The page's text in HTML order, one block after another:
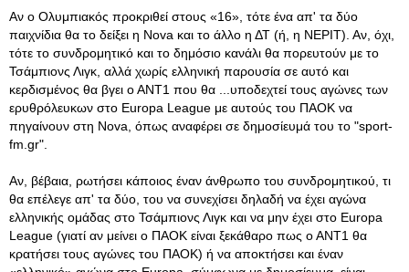
Αν ο Ολυμπιακός προκριθεί στους «16», τότε ένα απ' τα δύο
παιχνίδια θα το δείξει η Nova και το άλλο η ΔΤ (ή, η ΝΕΡΙΤ). Αν, όχι,
τότε το συνδρομητικό και το δημόσιο κανάλι θα πορευτούν με το
Τσάμπιονς Λιγκ, αλλά χωρίς ελληνική παρουσία σε αυτό και
κερδισμένος θα βγει ο ΑΝΤ1 που θα ...υποδεχτεί τους αγώνες των
ερυθρόλευκων στο Europa League με αυτούς του ΠΑΟΚ να
πηγαίνουν στη Nova, όπως αναφέρει σε δημοσίευμά του το "sport-
fm.gr".
Αν, βέβαια, ρωτήσει κάποιος έναν άνθρωπο του συνδρομητικού, τι
θα επέλεγε απ' τα δύο, του να συνεχίσει δηλαδή να έχει αγώνα
ελληνικής ομάδας στο Τσάμπιονς Λιγκ και να μην έχει στο Europa
League (γιατί αν μείνει ο ΠΑΟΚ είναι ξεκάθαρο πως ο ΑΝΤ1 θα
κρατήσει τους αγώνες του ΠΑΟΚ) ή να αποκτήσει και έναν